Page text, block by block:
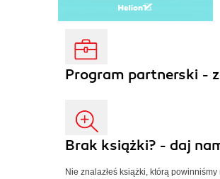
Program partnerski -
Brak książki? - daj
Nie znalazłeś książki, którą